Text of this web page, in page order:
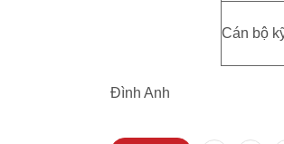
Cán bộ
Đình Anh